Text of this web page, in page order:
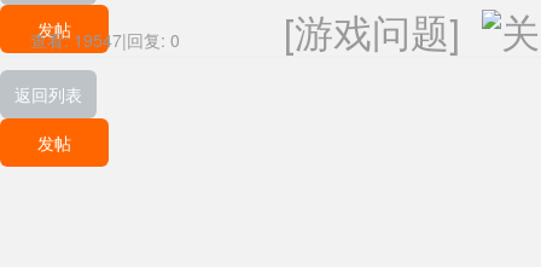
发帖
查看: 19547|回复: 0 [游戏问题]
返回列表
发帖